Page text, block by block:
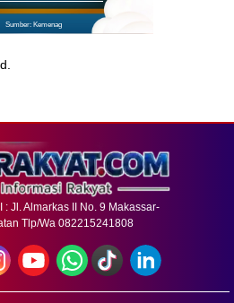
Sumber: Kemenag
: Jl. Almarkas II No. 9 Makassar-
Tlp/Wa 082215241808